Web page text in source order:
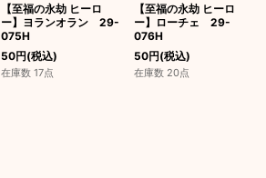
【至福の永劫 ヒーロ
ー】ヨランオラン 29-
075H
50円(税込)
在庫数 17点
【至福の永劫 ヒーロ
ー】ローチェ 29-
076H
50円(税込)
在庫数 20点